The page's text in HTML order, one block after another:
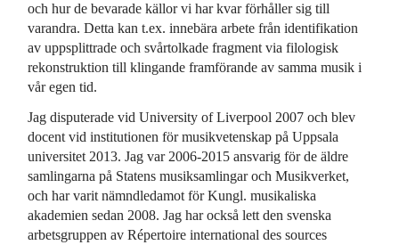
och hur de bevarade källor vi har kvar förhåller sig till
varandra. Detta kan t.ex. innebära arbete från identifikation
av uppsplittrade och svårtolkade fragment via filologisk
rekonstruktion till klingande framförande av samma musik i
vår egen tid.
Jag disputerade vid University of Liverpool 2007 och blev
docent vid institutionen för musikvetenskap på Uppsala
universitet 2013. Jag var 2006-2015 ansvarig för de äldre
samlingarna på Statens musiksamlingar och Musikverket,
och har varit nämndledamot för Kungl. musikaliska
akademien sedan 2008. Jag har också lett den svenska
arbetsgruppen av Répertoire international des sources